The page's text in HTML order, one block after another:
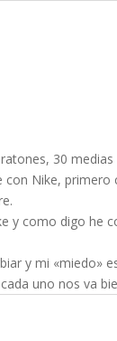
30
Nike,
y como digo he
y mi «miedo»
uno nos va